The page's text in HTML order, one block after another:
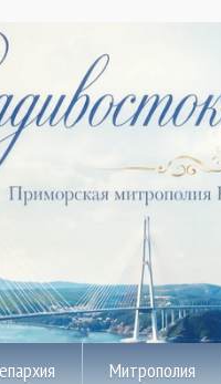
Митрополия